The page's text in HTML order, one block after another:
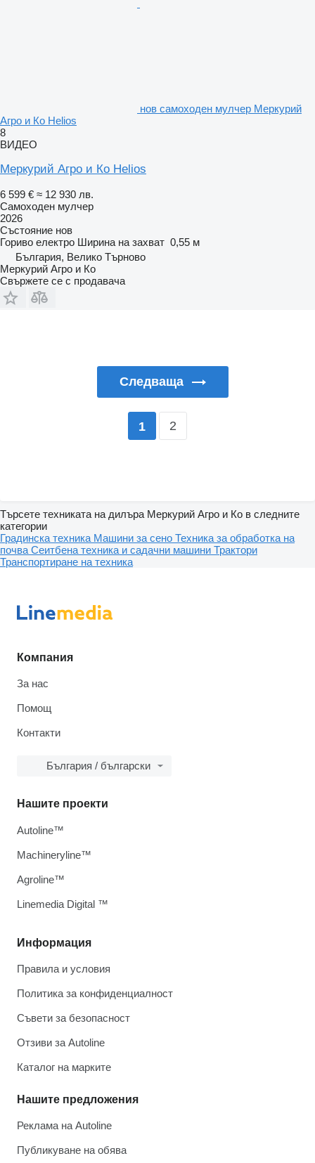
нов самоходен мулчер Меркурий
Агро и Ко Helios
8
ВИДЕО
Меркурий Агро и Ко Helios
6 599 € ≈ 12 930 лв.
Самоходен мулчер
2026
Състояние нов
Гориво електро Ширина на захват 0,55 м
България, Велико Търново
Меркурий Агро и Ко
Свържете се с продавача
Следваща
1 2
Търсете техниката на дилъра Меркурий Агро и Ко в следните
категории
Градинска техника Машини за сено Техника за обработка на
почва Сеитбена техника и садачни машини Трактори
Транспортиране на техника
Компания
За нас
Помощ
Контакти
България / български
Информация
Правила и условия
Политика за конфиденциалност
Съвети за безопасност
Отзиви за Autoline
Каталог на марките
Нашите предложения
Реклама на Autoline
Публикуване на обява
Нашите проекти
Autoline™
Machineryline™
Agroline™
Linemedia Digital ™